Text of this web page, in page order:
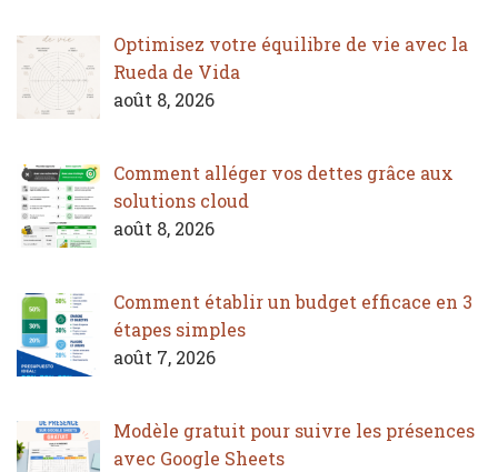
Optimisez votre équilibre de vie avec la
Rueda de Vida
août 8, 2026
Comment alléger vos dettes grâce aux
solutions cloud
août 8, 2026
Comment établir un budget efficace en 3
étapes simples
août 7, 2026
Modèle gratuit pour suivre les présences
avec Google Sheets